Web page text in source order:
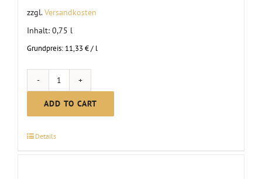
zzgl.Versandkosten
Inhalt: 0,75 l
Grundpreis: 11,33 €/ l
Class
of
2027
ADD TO CART
Details